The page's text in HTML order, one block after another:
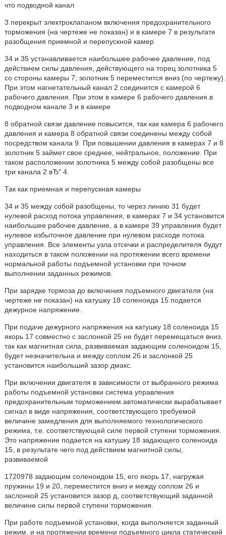
что подводной канал
3 перекрыт электроклапаном включения предохранительного
торможения (на чертеже не показан) и в камере 7 в результате
разобщения приемной и перепускной камер
34 и 35 устанавливается наибольшее рабочее давление, под
действием силы давления, действующего на торец золотника 5
со стороны камеры 7; золотник 5 переместится вниз (по чертежу).
При этом нагнетательный канал 2 соединится с камерой 6
рабочего давления. При этом в камере 6 рабочего давления.в
подводном канале 3 и в камере
8 обратной связи давление повысится, так как камера 6 рабочего
давления и камера 8 обратной связи соединены между собой
посредством канала 9. При повышении давления в камерах 7 и 8
золотник 5 займет свое среднее, нейтральное, положение. При
таком расположении золотника 5 между собой разобщены все
три канала 2 вЂ” 4.
Так как приемная и перепускная камеры
34 и 35 между собой разобщены, то через линию 31 будет
нулевой расход потока управления, в камерах 7 и 34 установится
наибольшее рабочее давление, а в камере 39 управления будет
нулевое избыточное давление при нулевом расходе потока
управления. Все элементы узла отсечки и распределителя будут
находиться в таком положении на протяжении всего времени
нормальной работы подъемной установки при точном
выполнении заданных режимов.
При зарядке тормоза до включения подъемного двигателя (на
чертеже не показан) на катушку 18 соленоида 15 подается
дежурное напряжение.
При подаче дежурного напряжения на катушку 18 соленоида 15
якорь 17 совместно с заслонкой 25 не будет перемещаться вниз,
так как магнитная сила, развиваемая задающим соленоидом 15,
будет незначительна и между соплом 26 и заслонкой 25
установится наибольший зазор дмакс.
При включении двигателя в зависимости от выбранного режима
работы подъемной установки система управления
предохранительным торможением.автоматически вырабатывает
сигнал в виде напряжения, соответствующего требуемой
величине замедления для выполняемого технологического
режима, т.е. соответствующей силе первой ступени торможения.
Это напряжение подается на катушку 18 задающего соленоида
15, в результате чего под действием магнитной силы,
развиваемой
1720978 задающим соленоидом 15, его якорь 17, нагружая
пружины 19 и 20, переместится вниз и между соплом 26 и
заслонкой 25 установится зазор д, соответствующий заданной
величине силы первой ступени торможения.
При работе подъемной установки, когда выполняется заданный
режим, и на протяжении времени подъемного цикла статический